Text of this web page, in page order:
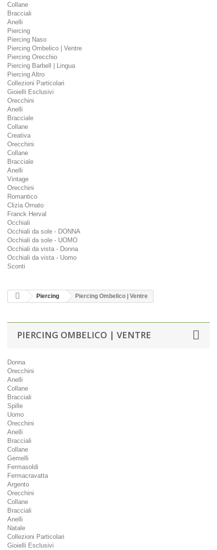
Collane
Bracciali
Anelli
Piercing
Piercing Naso
Piercing Ombelico | Ventre
Piercing Orecchio
Piercing Barbell | Lingua
Piercing Altro
Collezioni Particolari
Gioielli Esclusivi
Orecchini
Anelli
Bracciale
Collane
Creativa
Orecchini
Collane
Bracciale
Anelli
Vintage
Orecchini
Romantico
Clizia Ornato
Franck Herval
Occhiali
Occhiali da sole - DONNA
Occhiali da sole - UOMO
Occhiali da vista - Donna
Occhiali da vista - Uomo
Sconti
Piercing Piercing Ombelico | Ventre
PIERCING OMBELICO | VENTRE
Donna
Orecchini
Anelli
Collane
Bracciali
Spille
Uomo
Orecchini
Anelli
Bracciali
Collane
Gemelli
Fermasoldi
Fermacravatta
Argento
Orecchini
Collane
Bracciali
Anelli
Natale
Collezioni Particolari
Gioielli Esclusivi